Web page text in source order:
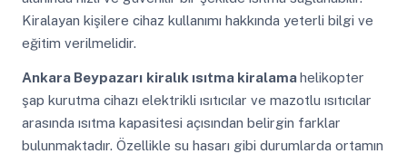
Kiralayan kişilere cihaz kullanımı hakkında yeterli bilgi ve
eğitim verilmelidir.
Ankara Beypazarı kiralık ısıtma kiralamahelikopter
şap kurutma cihazı elektrikli ısıtıcılar ve mazotlu ısıtıcılar
arasında ısıtma kapasitesi açısından belirgin farklar
bulunmaktadır. Özellikle su hasarı gibi durumlarda ortamın